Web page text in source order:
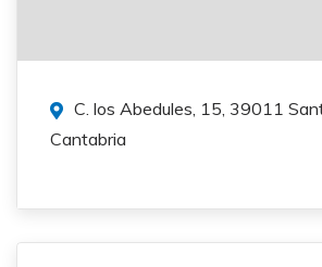
C. los Abedules, 15, 39011
Cantabria